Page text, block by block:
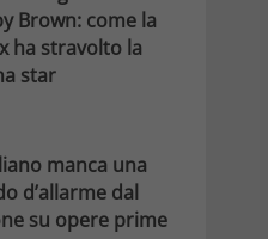
Brown: come la
ha stravolto la
star
manca una
d’allarme dal
su opere prime